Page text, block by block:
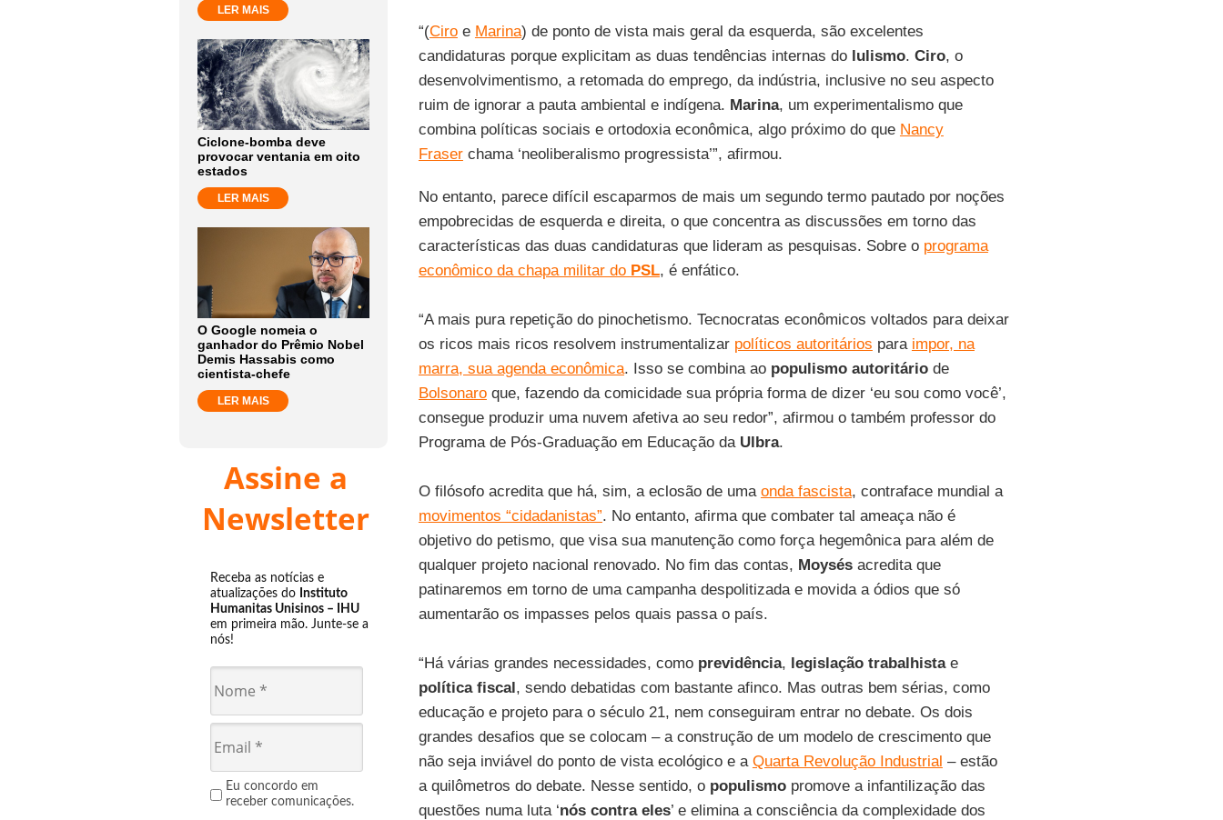
LER MAIS
Ciclone-bomba deve
provocar ventania em oito
estados
LER MAIS
O Google nomeia o
ganhador do Prêmio Nobel
Demis Hassabis como
cientista-chefe
LER MAIS
Assine a
Newsletter
Receba as notícias e
atualizações do Instituto
Humanitas Unisinos – IHU
em primeira mão. Junte-se a
nós!
Eu concordo em
receber comunicações.
“(Ciroe Marina) de ponto de vista mais geral da esquerda, são excelentes
candidaturas porque explicitam as duas tendências internas do lulismo. Ciro, o
desenvolvimentismo, a retomada do emprego, da indústria, inclusive no seu aspecto
ruim de ignorar a pauta ambiental e indígena. Marina, um experimentalismo que
combina políticas sociais e ortodoxia econômica, algo próximo do que Nancy
Fraserchama ‘neoliberalismo progressista’”, afirmou.
No entanto, parece difícil escaparmos de mais um segundo termo pautado por noções
empobrecidas de esquerda e direita, o que concentra as discussões em torno das
características das duas candidaturas que lideram as pesquisas. Sobre o programa
econômico da chapa militar do PSL, é enfático.
“A mais pura repetição do pinochetismo. Tecnocratas econômicos voltados para deixar
os ricos mais ricos resolvem instrumentalizar políticos autoritários para impor, na
marra, sua agenda econômica. Isso se combina ao populismo autoritáriode
Bolsonaroque, fazendo da comicidade sua própria forma de dizer ‘eu sou como você’,
consegue produzir uma nuvem afetiva ao seu redor”, afirmou o também professor do
Programa de Pós-Graduação em Educação da Ulbra.
O filósofo acredita que há, sim, a eclosão de uma onda fascista, contraface mundial a
movimentos “cidadanistas”. No entanto, afirma que combater tal ameaça não é
objetivo do petismo, que visa sua manutenção como força hegemônica para além de
qualquer projeto nacional renovado. No fim das contas, Moysésacredita que
patinaremos em torno de uma campanha despolitizada e movida a ódios que só
aumentarão os impasses pelos quais passa o país.
“Há várias grandes necessidades, como previdência, legislação trabalhistae
política fiscal, sendo debatidas com bastante afinco. Mas outras bem sérias, como
educação e projeto para o século 21, nem conseguiram entrar no debate. Os dois
grandes desafios que se colocam – a construção de um modelo de crescimento que
não seja inviável do ponto de vista ecológico e a Quarta Revolução Industrial – estão
a quilômetros do debate. Nesse sentido, o populismopromove a infantilização das
questões numa luta ‘nós contra eles’ e elimina a consciência da complexidade dos